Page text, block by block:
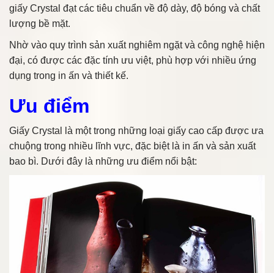
giấy Crystal đạt các tiêu chuẩn về độ dày, độ bóng và chất
lượng bề mặt.
Nhờ vào quy trình sản xuất nghiêm ngặt và công nghệ hiện
đại, có được các đặc tính ưu việt, phù hợp với nhiều ứng
dụng trong in ấn và thiết kế.
Ưu điểm
Giấy Crystal là một trong những loại giấy cao cấp được ưa
chuộng trong nhiều lĩnh vực, đặc biệt là in ấn và sản xuất
bao bì. Dưới đây là những ưu điểm nổi bật: